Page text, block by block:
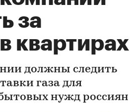
за
квартирах
должны следить
газа для
нужд россиян